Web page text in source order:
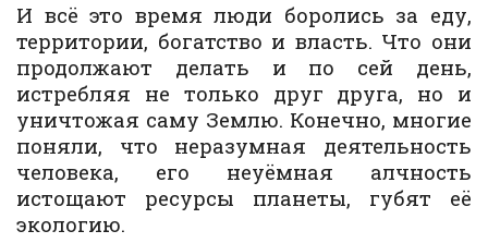
И всё это время люди боролись за еду,
территории, богатство и власть. Что они
продолжают делать и по сей день,
истребляя не только друг друга, но и
уничтожая саму Землю. Конечно, многие
поняли, что неразумная деятельность
человека, его неуёмная алчность
истощают ресурсы планеты, губят её
экологию.